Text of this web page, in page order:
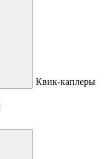
Квик-каплеры